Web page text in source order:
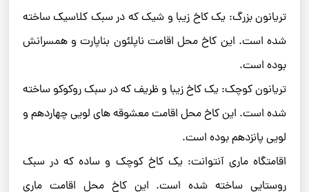
تریانون بزرگ: یک کاخ زیبا و شیک که در سبک کلاسیک ساخته
شده است. این کاخ محل اقامت ناپلئون بناپارت و همسرانش
بوده است.
تریانون کوچک: یک کاخ زیبا و ظریف که در سبک روکوکو ساخته
شده است. این کاخ محل اقامت معشوقه های لویی چهاردهم و
لویی پانزدهم بوده است.
اقامتگاه ماری آنتوانت: یک کاخ کوچک و ساده که در سبک
روستایی ساخته شده است. این کاخ محل اقامت ماری